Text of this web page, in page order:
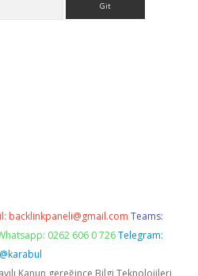
backlinkpaneli@gmail.com Teams:
0262 606 0 726 Telegram:
@karabul
Kanun gereğince Bilgi Teknolojileri